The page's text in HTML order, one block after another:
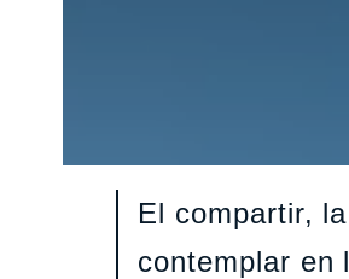
El compartir,
contemplar en